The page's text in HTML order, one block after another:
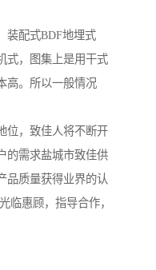
装配式BDF地埋式
式，图集上是用干式
高。所以一般情况
位，致佳人将不断开
的需求盐城市致佳供
品质量获得业界的认
临惠顾，指导合作，